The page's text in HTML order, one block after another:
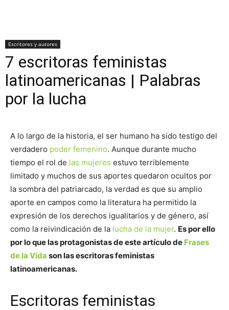
Escritores y autores
7 escritoras feministas
latinoamericanas | Palabras
por la lucha
A lo largo de la historia, el ser humano ha sido testigo del
verdadero poder femenino. Aunque durante mucho
tiempo el rol de las mujeres estuvo terriblemente
limitado y muchos de sus aportes quedaron ocultos por
la sombra del patriarcado, la verdad es que su amplio
aporte en campos como la literatura ha permitido la
expresión de los derechos igualitarios y de género, así
como la reivindicación de la lucha de la mujer. Es por ello
por lo que las protagonistas de este artículo de Frases
de la Vida son las escritoras feministas
latinoamericanas.
Escritoras feministas